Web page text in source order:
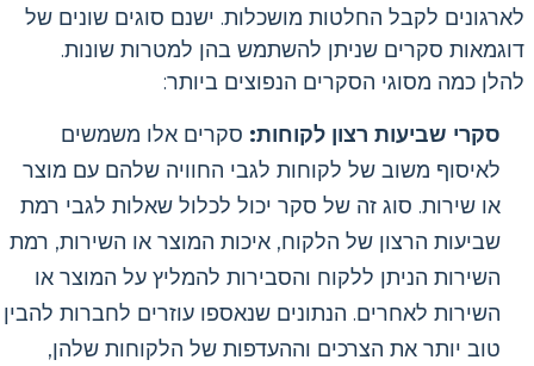
לארגונים לקבל החלטות מושכלות. ישנם סוגים שונים של
דוגמאות סקרים שניתן להשתמש בהן למטרות שונות.
להלן כמה מסוגי הסקרים הנפוצים ביותר:
סקרי שביעות רצון לקוחות: סקרים אלו משמשים
לאיסוף משוב של לקוחות לגבי החוויה שלהם עם מוצר
או שירות. סוג זה של סקר יכול לכלול שאלות לגבי רמת
שביעות הרצון של הלקוח, איכות המוצר או השירות, רמת
השירות הניתן ללקוח והסבירות להמליץ על המוצר או
השירות לאחרים. הנתונים שנאספו עוזרים לחברות להבין
טוב יותר את הצרכים וההעדפות של הלקוחות שלהן,